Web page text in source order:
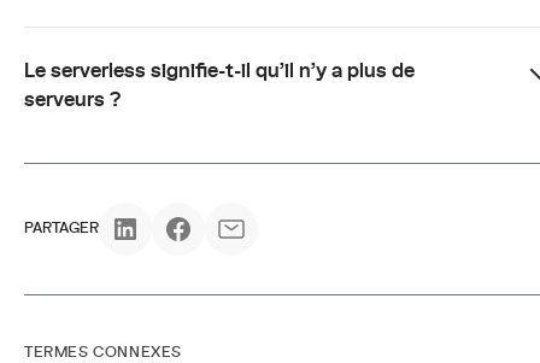
Le serverless signifie-t-il qu'il n'y a plus de
serveurs ?
PARTAGER
TERMES CONNEXES